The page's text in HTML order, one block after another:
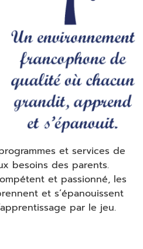
et services de
besoins des parents.
et passionné, les
et s’épanouissent
par le jeu.